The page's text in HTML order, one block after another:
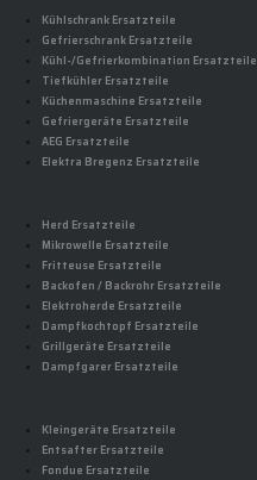
Kühlschrank Ersatzteile
Gefrierschrank Ersatzteile
Kühl-/Gefrierkombination Ersatzteile
Tiefkühler Ersatzteile
Küchenmaschine Ersatzteile
Gefriergeräte Ersatzteile
AEG Ersatzteile
Elektra Bregenz Ersatzteile
Herd Ersatzteile
Mikrowelle Ersatzteile
Fritteuse Ersatzteile
Backofen / Backrohr Ersatzteile
Elektroherde Ersatzteile
Dampfkochtopf Ersatzteile
Grillgeräte Ersatzteile
Dampfgarer Ersatzteile
Kleingeräte Ersatzteile
Entsafter Ersatzteile
Fondue Ersatzteile